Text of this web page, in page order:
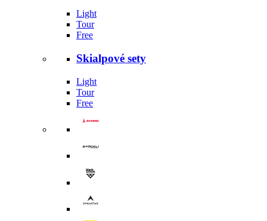
Light
Tour
Free
Skialpové sety
Light
Tour
Free